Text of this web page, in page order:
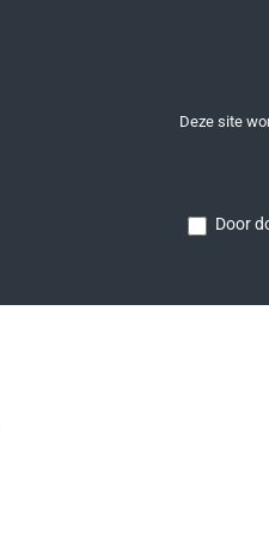
bestelling DF-18-216 18
bestelling DF-36-432 36
Deze site
Door